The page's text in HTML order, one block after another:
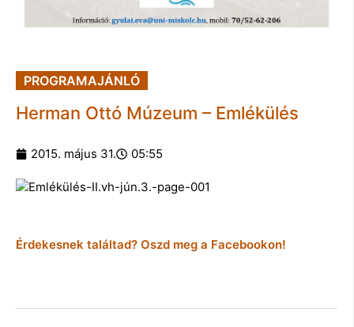
PROGRAMAJÁNLÓ
Herman Ottó Múzeum – Emlékülés
2015. május 31. 05:55
Érdekesnek találtad? Oszd meg a Facebookon!